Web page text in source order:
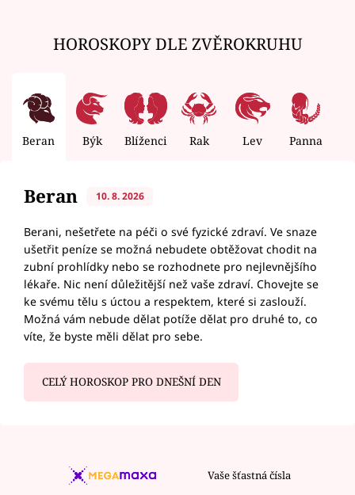
HOROSKOPY DLE ZVĚROKRUHU
Beran Býk Blíženci Rak Lev Panna
Beran 10. 8. 2026
Berani, nešetřete na péči o své fyzické zdraví. Ve snaze
ušetřit peníze se možná nebudete obtěžovat chodit na
zubní prohlídky nebo se rozhodnete pro nejlevnějšího
lékaře. Nic není důležitější než vaše zdraví. Chovejte se
ke svému tělu s úctou a respektem, které si zaslouží.
Možná vám nebude dělat potíže dělat pro druhé to, co
víte, že byste měli dělat pro sebe.
CELÝ HOROSKOP PRO DNEŠNÍ DEN
Vaše šťastná čísla